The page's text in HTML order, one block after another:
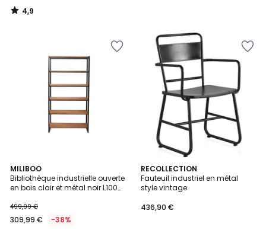
4,9
/
MILIBOO
Bibliothèque industrielle ouverte
en bois clair et métal noir L100
499,99 €
309,99 € -38%
5
/
5
RECOLLECTION
Fauteuil industriel en métal
style vintage
436,90 €